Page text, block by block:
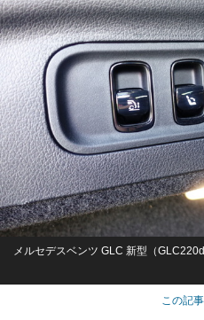
メルセデスベンツ GLC 新型（
この記